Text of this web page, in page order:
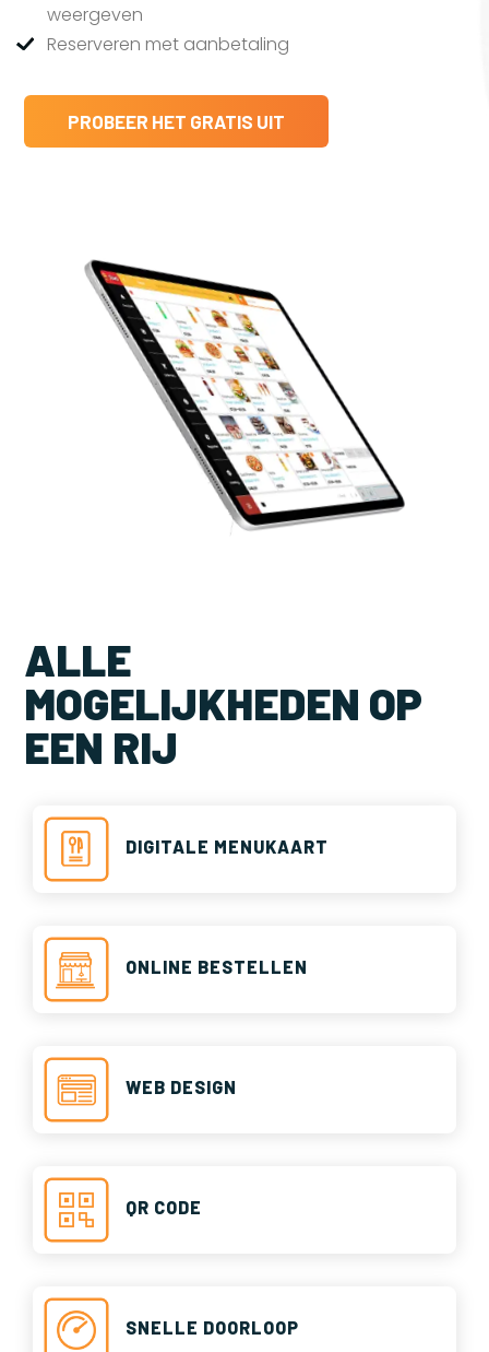
weergeven
Reserveren met aanbetaling
PROBEER HET GRATIS UIT
ALLE
MOGELIJKHEDEN OP
EEN RIJ
DIGITALE MENUKAART
ONLINE BESTELLEN
WEB DESIGN
QR CODE
SNELLE DOORLOOP